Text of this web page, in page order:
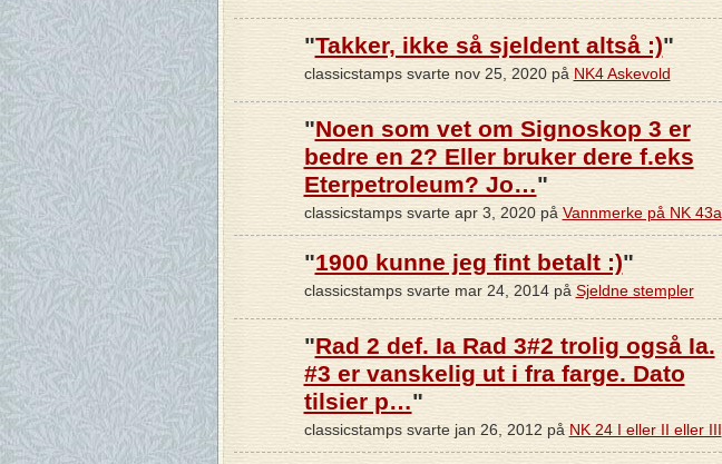
"Takker, ikke så sjeldent altså :)"
classicstamps svarte nov 25, 2020 på NK4 Askevold
"Noen som vet om Signoskop 3 er
bedre en 2? Eller bruker dere f.eks
Eterpetroleum? Jo…"
classicstamps svarte apr 3, 2020 på Vannmerke på NK 43a
"1900 kunne jeg fint betalt :)"
classicstamps svarte mar 24, 2014 påSjeldne stempler
"Rad 2 def. Ia Rad 3#2 trolig også Ia.
#3 er vanskelig ut i fra farge. Dato
tilsier p…"
classicstamps svarte jan 26, 2012 på NK 24 I eller II eller III